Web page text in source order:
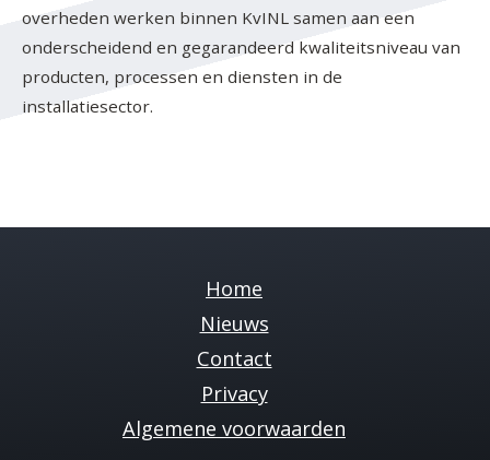
overheden werken binnen KvINL samen aan een
onderscheidend en gegarandeerd kwaliteitsniveau van
producten, processen en diensten in de
installatiesector.
Home
Nieuws
Contact
Privacy
Algemene voorwaarden